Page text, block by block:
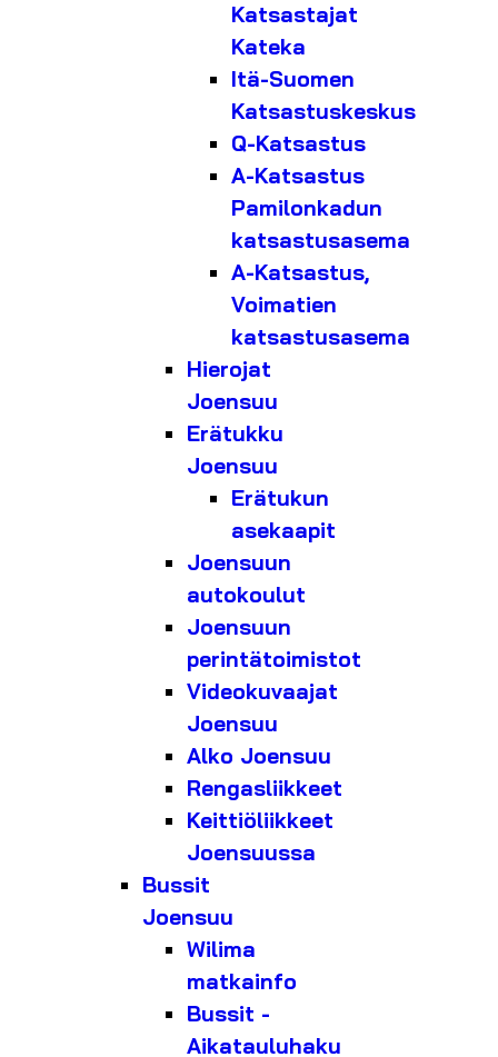
Katsastajat
Kateka
Itä-Suomen
Katsastuskeskus
Q-Katsastus
A-Katsastus
Pamilonkadun
katsastusasema
A-Katsastus,
Voimatien
katsastusasema
Hierojat
Joensuu
Erätukku
Joensuu
Erätukun
asekaapit
Joensuun
autokoulut
Joensuun
perintätoimistot
Videokuvaajat
Joensuu
Alko Joensuu
Rengasliikkeet
Keittiöliikkeet
Joensuussa
Bussit
Joensuu
Wilima
matkainfo
Bussit -
Aikatauluhaku